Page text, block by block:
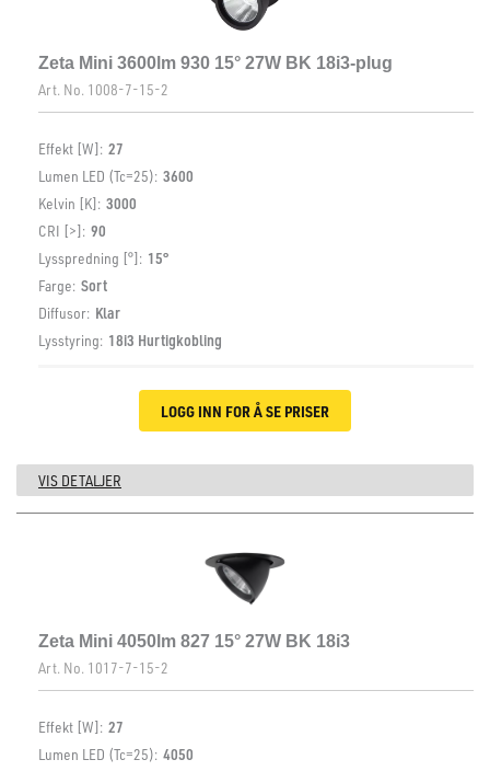
Zeta Mini 3600lm 930 15° 27W BK 18i3-plug
Art. No. 1008-7-15-2
Effekt [W]: 27
Lumen LED (Tc=25): 3600
Kelvin [K]: 3000
CRI [>]: 90
Lysspredning [°]: 15°
Farge: Sort
Diffusor: Klar
Lysstyring: 18i3 Hurtigkobling
LOGG INN FOR Å SE PRISER
VIS DETALJER
Zeta Mini 4050lm 827 15° 27W BK 18i3
Art. No. 1017-7-15-2
Effekt [W]: 27
Lumen LED (Tc=25): 4050